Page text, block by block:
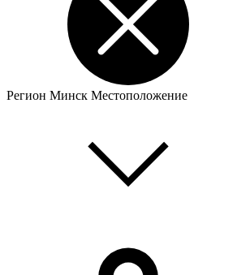
Регион Минск Местоположение